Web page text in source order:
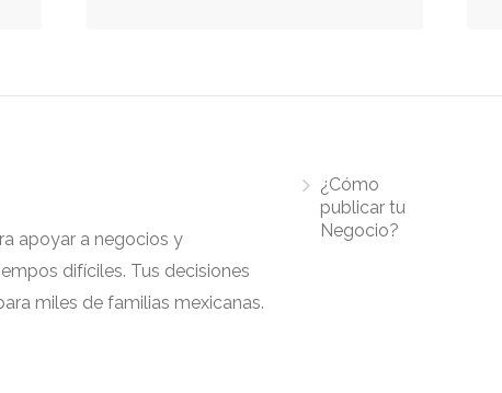
apoyar a negocios y
difíciles. Tus decisiones
miles de familias mexicanas.
¿Cómo
publicar tu
Negocio?